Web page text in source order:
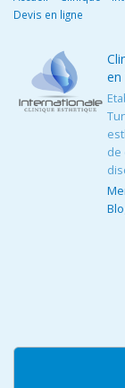
Devis en ligne
en
de